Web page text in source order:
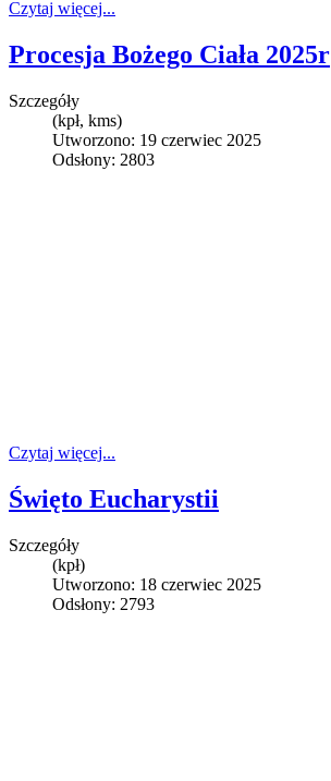
Czytaj więcej...
Procesja Bożego Ciała 2025r
Szczegóły
(kpł, kms)
Utworzono: 19 czerwiec 2025
Odsłony: 2803
Czytaj więcej...
Święto Eucharystii
Szczegóły
(kpł)
Utworzono: 18 czerwiec 2025
Odsłony: 2793